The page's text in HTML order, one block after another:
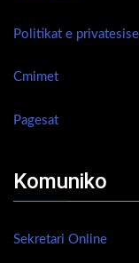
Politikat e privatesise
Cmimet
Pagesat
Komuniko
Sekretari Online